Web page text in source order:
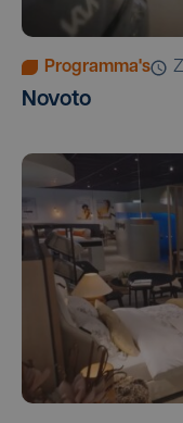
Programma's
Novoto